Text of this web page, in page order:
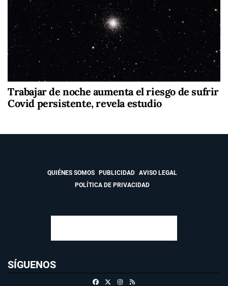
Trabajar de noche aumenta el riesgo de sufrir
Covid persistente, revela estudio
QUIÉNES SOMOS PUBLICIDAD
AVISO LEGAL
POLÍTICA DE PRIVACIDAD
SÍGUENOS
FacebookInstagram